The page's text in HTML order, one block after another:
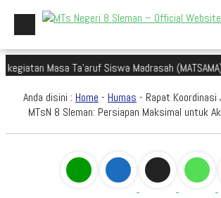
Beranda
Profil Madrasah
Akademik
Aplikasi Madrasah
Ta'aruf Siswa Madrasah (MATSAMA) Tahun
Anda disini : Home - Humas - Rapat
MTsN 8 Sleman: Persiapan Maksimal untuk